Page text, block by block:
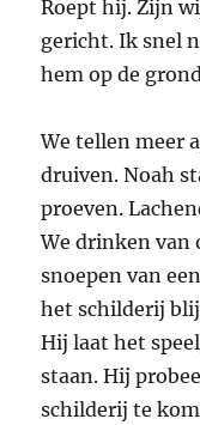
Roept hij. Zijn
gericht. Ik snel
hem op de
We tellen meer
druiven. Noah
proeven.
We drinken van
snoepen van
het schilderij
Hij laat het
staan. Hij
schilderij te